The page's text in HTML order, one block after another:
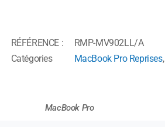
RÉFÉRENCE :
RMP-MV902LL/A
Catégories
MacBook Pro Reprises,
MacBook Pro